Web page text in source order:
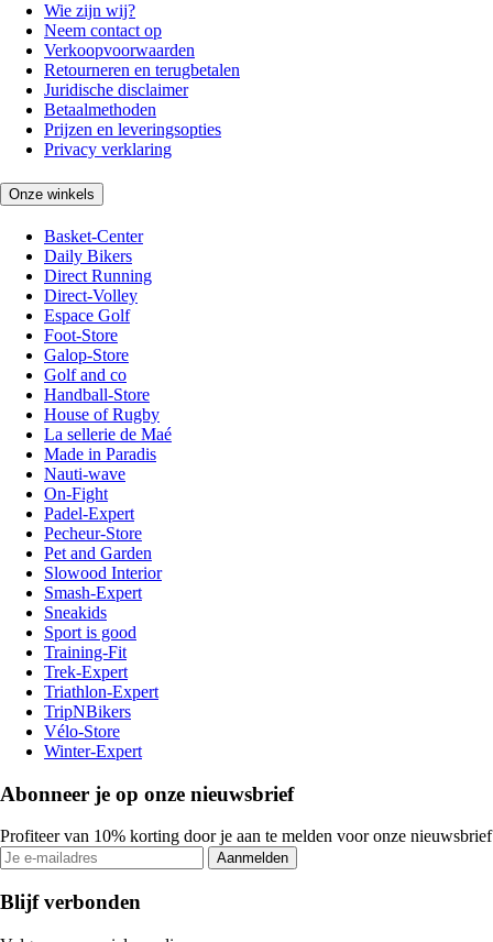
Wie zijn wij?
Neem contact op
Verkoopvoorwaarden
Retourneren en terugbetalen
Juridische disclaimer
Betaalmethoden
Prijzen en leveringsopties
Privacy verklaring
Onze winkels
Basket-Center
Daily Bikers
Direct Running
Direct-Volley
Espace Golf
Foot-Store
Galop-Store
Golf and co
Handball-Store
House of Rugby
La sellerie de Maé
Made in Paradis
Nauti-wave
On-Fight
Padel-Expert
Pecheur-Store
Pet and Garden
Slowood Interior
Smash-Expert
Sneakids
Sport is good
Training-Fit
Trek-Expert
Triathlon-Expert
TripNBikers
Vélo-Store
Winter-Expert
Abonneer je op onze nieuwsbrief
Profiteer van 10% korting door je aan te melden voor onze nieuwsbrief
Aanmelden
Blijf verbonden